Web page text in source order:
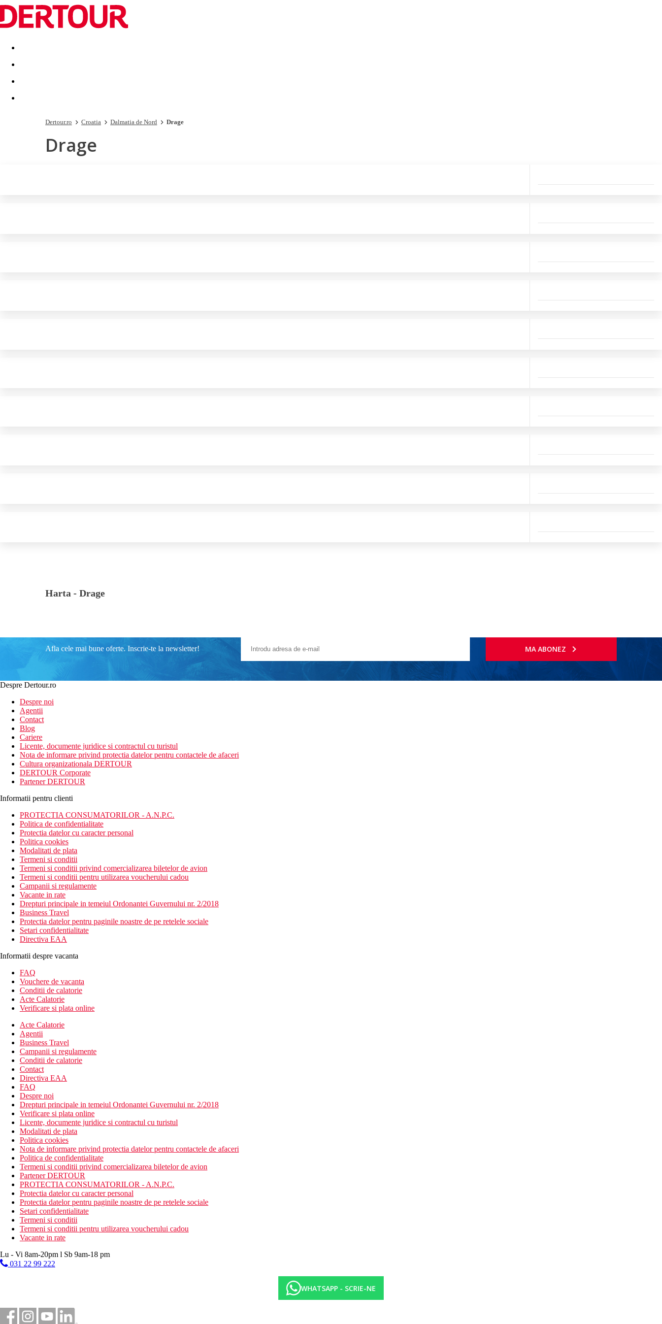
Destinatii Vacanta perfecta OFERTE DE NERATAT
Dertour.ro Croatia Dalmatia de Nord Drage
Drage
Harta - Drage
Afla cele mai bune oferte. Inscrie-te la newsletter! MA ABONEZ
Despre Dertour.ro
Despre noi
Agentii
Contact
Blog
Cariere
Licente, documente juridice si contractul cu turistul
Nota de informare privind protectia datelor pentru contactele de afaceri
Cultura organizationala DERTOUR
DERTOUR Corporate
Partener DERTOUR
Informatii pentru clienti
PROTECTIA CONSUMATORILOR - A.N.P.C.
Politica de confidentialitate
Protectia datelor cu caracter personal
Politica cookies
Modalitati de plata
Termeni si conditii
Termeni si conditii privind comercializarea biletelor de avion
Termeni si conditii pentru utilizarea voucherului cadou
Campanii si regulamente
Vacante in rate
Drepturi principale in temeiul Ordonantei Guvernului nr. 2/2018
Business Travel
Protectia datelor pentru paginile noastre de pe retelele sociale
Setari confidentialitate
Directiva EAA
Informatii despre vacanta
FAQ
Vouchere de vacanta
Conditii de calatorie
Acte Calatorie
Verificare si plata online
Acte Calatorie
Agentii
Business Travel
Campanii si regulamente
Conditii de calatorie
Contact
Directiva EAA
FAQ
Despre noi
Drepturi principale in temeiul Ordonantei Guvernului nr. 2/2018
Verificare si plata online
Licente, documente juridice si contractul cu turistul
Modalitati de plata
Politica cookies
Nota de informare privind protectia datelor pentru contactele de afaceri
Politica de confidentialitate
Termeni si conditii privind comercializarea biletelor de avion
Partener DERTOUR
PROTECTIA CONSUMATORILOR - A.N.P.C.
Protectia datelor cu caracter personal
Protectia datelor pentru paginile noastre de pe retelele sociale
Setari confidentialitate
Termeni si conditii
Termeni si conditii pentru utilizarea voucherului cadou
Vacante in rate
Lu - Vi 8am-20pm l Sb 9am-18 pm
031 22 99 222
WHATSAPP - SCRIE-NE